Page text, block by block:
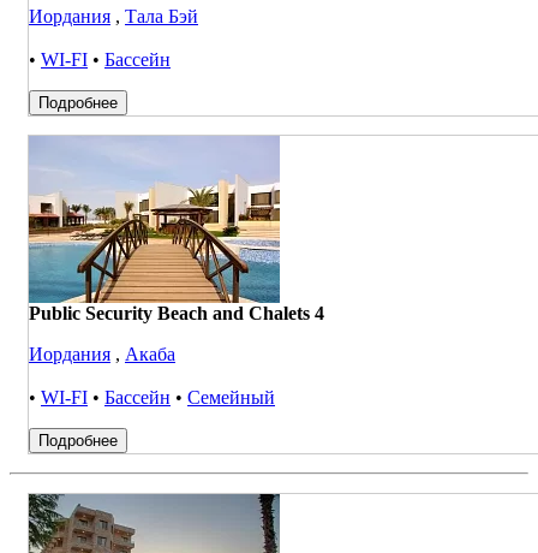
Иордания , Тала Бэй
• WI-FI • Бассейн
Подробнее
Public Security Beach and Chalets 4
Иордания , Акаба
• WI-FI • Бассейн • Семейный
Подробнее